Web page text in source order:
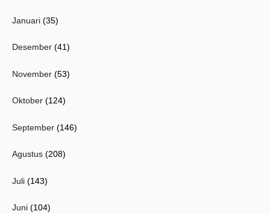
Januari (35)
Desember (41)
November (53)
Oktober (124)
September (146)
Agustus (208)
Juli (143)
Juni (104)